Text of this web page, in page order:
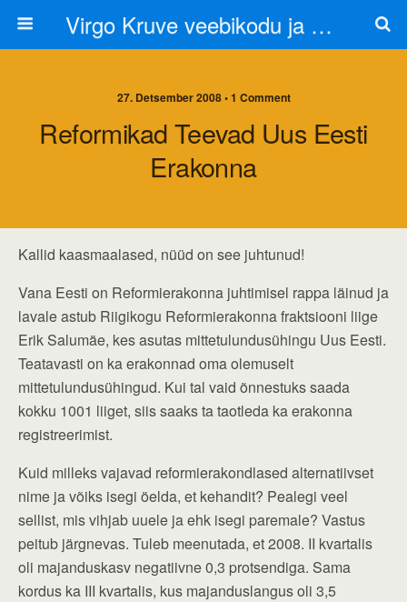
Virgo Kruve veebikodu ja blogi
27. Detsember 2008 • 1 Comment
Reformikad Teevad Uus Eesti
Erakonna
Kallid kaasmaalased, nüüd on see juhtunud!
Vana Eesti on Reformierakonna juhtimisel rappa läinud ja
lavale astub Riigikogu Reformierakonna fraktsiooni liige
Erik Salumäe, kes asutas mittetulundusühingu Uus Eesti.
Teatavasti on ka erakonnad oma olemuselt
mittetulundusühingud. Kui tal vaid õnnestuks saada
kokku 1001 liiget, siis saaks ta taotleda ka erakonna
registreerimist.
Kuid milleks vajavad reformierakondlased alternatiivset
nime ja võiks isegi öelda, et kehandit? Pealegi veel
sellist, mis vihjab uuele ja ehk isegi paremale? Vastus
peitub järgnevas. Tuleb meenutada, et 2008. II kvartalis
oli majanduskasv negatiivne 0,3 protsendiga. Sama
kordus ka III kvartalis, kus majanduslangus oli 3,5